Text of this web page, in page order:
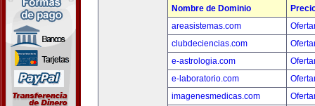
Nombre de Dominio
areasistemas.com
clubdeciencias.com
e-astrologia.com
e-laboratorio.com
imagenesmedicas.com